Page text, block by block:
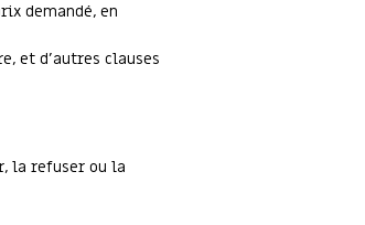
demandé, en
et d'autres clauses
la refuser ou la